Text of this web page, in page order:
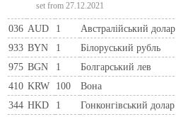
set from 27.12.2021
036 AUD 1 Австралійський долар
933 BYN 1 Бiлоруський рубль
975 BGN 1 Болгарський лев
410 KRW 100 Вона
344 HKD 1 Гонконгівський долар